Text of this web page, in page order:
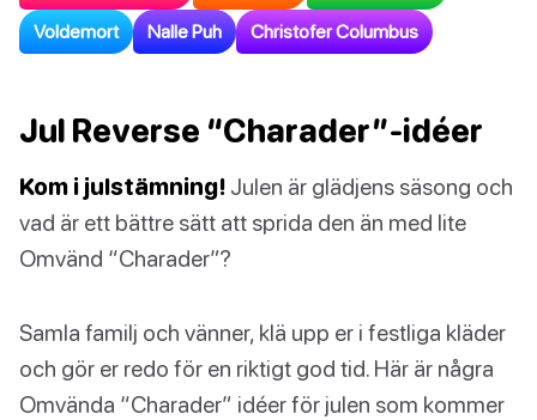
Voldemort Nalle Puh Christofer Columbus
Jul Reverse “Charader”-idéer
Kom i julstämning! Julen är glädjens säsong och
vad är ett bättre sätt att sprida den än med lite
Omvänd “Charader”?
Samla familj och vänner, klä upp er i festliga kläder
och gör er redo för en riktigt god tid. Här är några
Omvända “Charader” idéer för julen som kommer